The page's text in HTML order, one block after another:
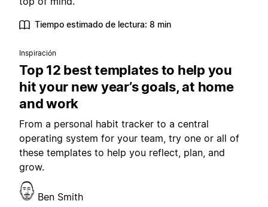
Tiempo estimado de lectura: 8 min
Inspiración
Top 12 best templates to help you
hit your new year’s goals, at home
and work
From a personal habit tracker to a central
operating system for your team, try one or all of
these templates to help you reflect, plan, and
grow.
Ben Smith